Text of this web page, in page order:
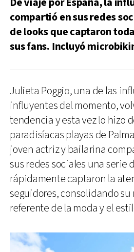
compartió en sus redes
de looks que captaron
sus fans. Incluyó
Julieta Poggio, una de las
influyentes del momento,
tendencia y esta vez lo hizo
paradisíacas playas de
joven actriz y bailarina
sus redes sociales una serie
rápidamente captaron la
seguidores, consolidando su
referente de la moda y el